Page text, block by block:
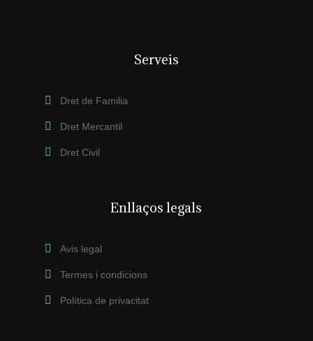
Serveis
Dret de Familia
Dret Mercantil
Dret Civil
Enllaços legals
Avis legal
Termes i condicions
Política de privacitat